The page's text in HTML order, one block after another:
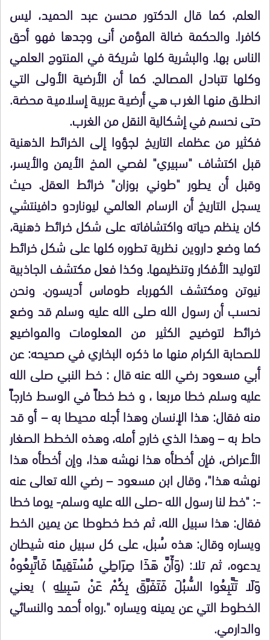
العلم، كما قال الدكتور محسن عبد الحميد، ليس
كافرا. والحكمة ضالة المؤمن أنى وجدها فهو أحق
الناس بها. والبشرية كلها شريكة في المنتوج العلمي
وكلها تتبادل المصالح. كما أن الأرضية الأولى التي
انطلق منها الغرب هي أرضية عربية إسلامية محضة.
حتى نحسم في إشكالية النقل من الغرب.
فكثير من عظماء التاريخ لجؤوا إلى الخرائط الذهنية
قبل اكتشاف "سبيري" لفصي المخ الأيمن والأيسر،
وقبل أن يطور "طوني بوزان" خرائط العقل. حيث
يسجل التاريخ أن الرسام العالمي ليوناردو دافينتشي
كان ينظم حياته واكتشافاته على شكل خرائط ذهنية،
كما وضع داروين نظرية تطوره كلها على شكل خرائط
لتوليد الأفكار وتنظيمها. وكذا فعل مكتشف الجاذبية
نيوتن ومكتشف الكهرباء طوماس أديسون. ونحن
نحسب أن رسول الله صلى الله عليه وسلم قد وضع
خرائط لتوضيح الكثير من المعلومات والمواضيع
للصحابة الكرام منها ما ذكره البخاري في صحيحه: عن
أبي مسعود رضي الله عنه قال : خط النبي صلى الله
عليه وسلم خطا مربعا ، و خط خطاً في الوسط خارجاً
منه فقال: هذا الإنسان وهذا أجله محيطا به – أو قد
حاط به – وهذا الذي خارج أمله، وهذه الخطط الصغار
الأعراض، فإن أخطأه هذا نهشه هذا، وإن أخطأه هذا
نهشه هذا"، وقال ابن مسعود – رضي الله تعالى عنه
-: "خط لنا رسول الله -صلى الله عليه وسلم- يوما خطا
فقال: هذا سبيل الله، ثم خط خطوطا عن يمين الخط
ويساره وقال: هذه سُبل، على كل سبيل منه شيطان
يدعوه، ثم تلا: (وَأَنَّ هَذَا صِرَاطِي مُسْتَقِيمًا فَاتَّبِعُوهُ
وَلَا تَتَّبِعُوا السُّبُلَ فَتَفَرَّقَ بِكُمْ عَنْ سَبِيلِهِ ) يعني
الخطوط التي عن يمينه ويساره ".رواه أحمد والنسائي
والدارمي.